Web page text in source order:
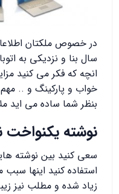
در خصوص ملکتان
سال بنا و نزدیکی به
انچه که فکر می کنید
خواب و پارکینگ و ..
بنظر شما ساده می اید
نوشته یکنواخت
سعی کنید بین نوشته
استفاده کنید اینها
زیاد شده و مطلب نیز